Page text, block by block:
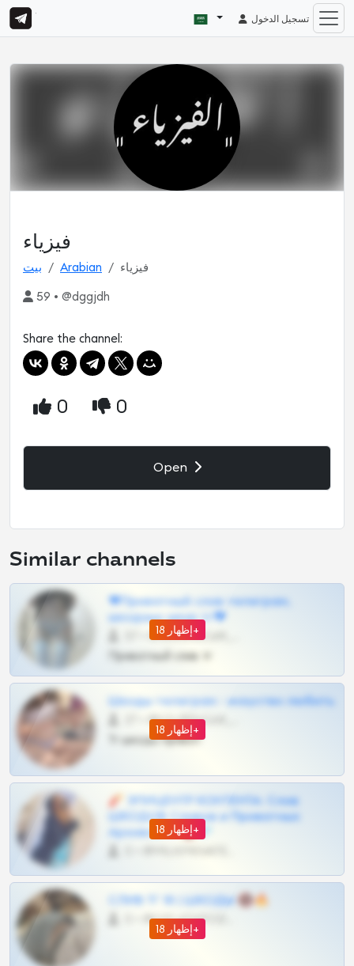
تسجيل الدخول
فيزياء
بيت Arabian فيزياء
59 • @dggjdh
Share the channel:
0 0
Open
Similar channels
إظهار 18+
❤Приватный слив телеграм,
шкодных шкур тг❤
Приватный слив тг
إظهار 18+
Шкоды телеграм - искуство любить
Тг шкоды приват
إظهار 18+
🧨 ЭПИЦЕНТР КОНТЕНТА: Слив
ШКОДОВ Сливов и Приватных
Архивов ТГ 🔞💎
إظهار 18+
СЛИВ ТГ 18 | ШКОДЫ 🔞🔥